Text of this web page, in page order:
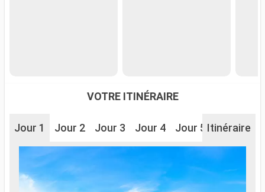
VOTRE ITINÉRAIRE
Jour 1 Jour 2 Jour 3 Jour 4 Jour 5 Jour 6
Itinéraire